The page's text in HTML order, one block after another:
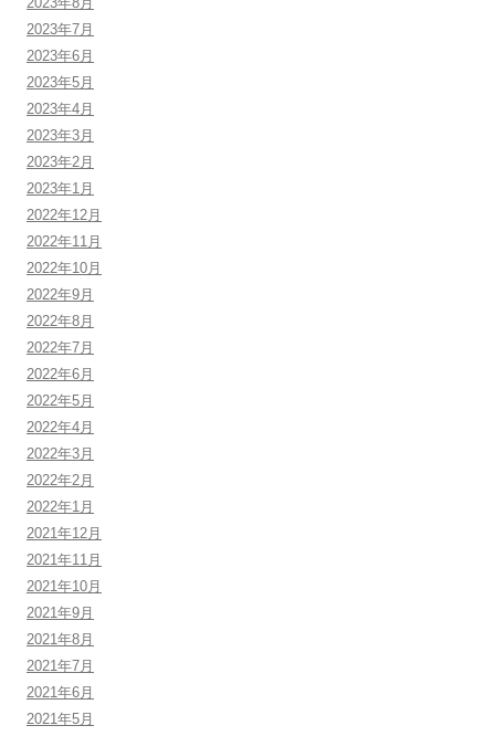
2023年7月
2023年6月
2023年5月
2023年4月
2023年3月
2023年2月
2023年1月
2022年12月
2022年11月
2022年10月
2022年9月
2022年8月
2022年7月
2022年6月
2022年5月
2022年4月
2022年3月
2022年2月
2022年1月
2021年12月
2021年11月
2021年10月
2021年9月
2021年8月
2021年7月
2021年6月
2021年5月